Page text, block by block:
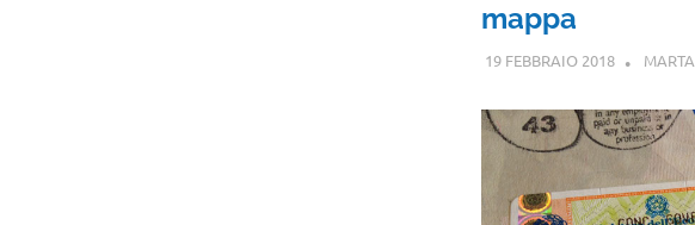
mappa
19 FEBBRAIO 2018 MARTA